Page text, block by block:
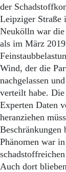
der
Leipziger Straße
Neukölln war die
als im März
Wind, der die
nachgelassen
verteilt habe.
Experten Daten
heranziehen
Beschränkungen
Phänomen war
Auch dort